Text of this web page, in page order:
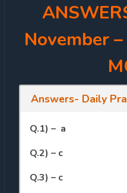
November
Answers- Daily
Q.1) – a
Q.2) – c
Q.3) – c